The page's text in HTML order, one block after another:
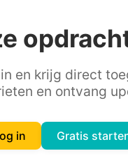
en krijg direct
en ontvang
in Gratis